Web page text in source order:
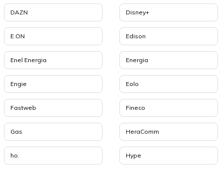
DAZN Disney+
E.ON Edison
Enel Energia Energia
Engie Eolo
Fastweb Fineco
Gas HeraComm
ho. Hype